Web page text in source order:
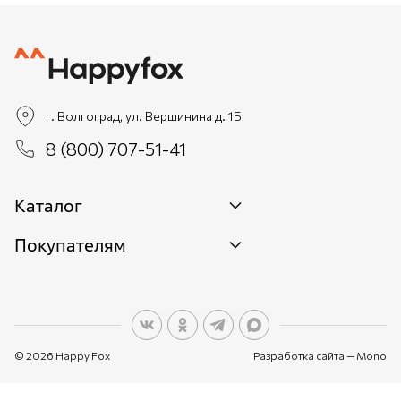
г. Волгоград, ул. Вершинина д. 1Б
8 (800) 707-51-41
Каталог
Новинки
Покупателям
О персональных данных
© 2026 Happy Fox Разработка сайта — Mono